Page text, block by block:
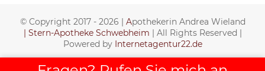
© Copyright 2017 - 2026 | Apothekerin Andrea Wieland
| Stern-Apotheke Schwebheim | All Rights Reserved |
Powered by Internetagentur22.de
Benutzerdefiniert Benutzerdefiniert Benutzerdefiniert